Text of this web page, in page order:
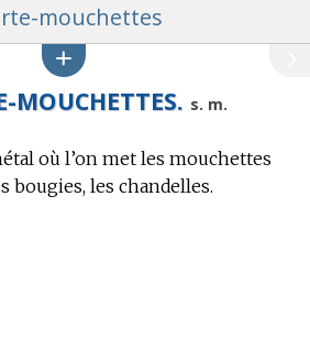
mouchettes
MOUCHETTES. s. m.
où l’on met les mouchettes
bougies, les chandelles.